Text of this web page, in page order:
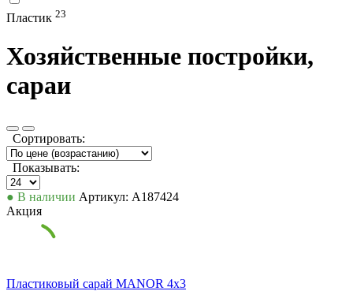
Пластик 23
Хозяйственные постройки,
сараи
Сортировать:
Показывать:
● В наличии Артикул: А187424
Акция
Пластиковый сарай MANOR 4x3